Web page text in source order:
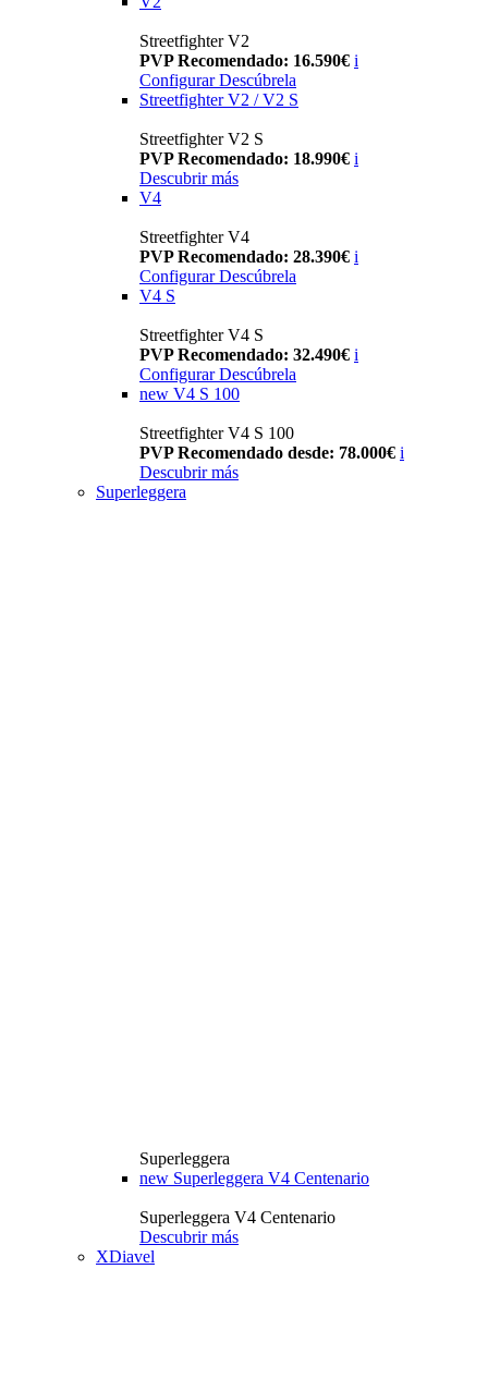
Streetfighter V2
PVP Recomendado: 16.590€ i
Configurar Descúbrela
Streetfighter V2 / V2 S
Streetfighter V2 S
PVP Recomendado: 18.990€ i
Descubrir más
V4
Streetfighter V4
PVP Recomendado: 28.390€ i
Configurar Descúbrela
V4 S
Streetfighter V4 S
PVP Recomendado: 32.490€ i
Configurar Descúbrela
new V4 S 100
Streetfighter V4 S 100
PVP Recomendado desde: 78.000€ i
Descubrir más
Superleggera
Superleggera
new Superleggera V4 Centenario
Superleggera V4 Centenario
Descubrir más
XDiavel